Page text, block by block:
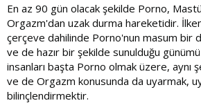
En az 90 gün olacak şekilde Porno,
Orgazm'dan uzak durma hareketidir.
çerçeve dahilinde Porno'nun masum bir
ve de hazır bir şekilde sunulduğu
insanları başta Porno olmak üzere, aynı
ve de Orgazm konusunda da uyarmak,
bilinçlendirmektir.